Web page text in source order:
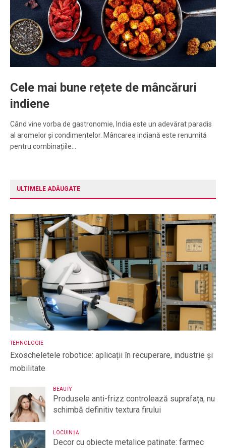
Cele mai bune rețete de mâncăruri
indiene
Când vine vorba de gastronomie, India este un adevărat paradis
al aromelor și condimentelor. Mâncarea indiană este renumită
pentru combinațiile…
ULTIMELE ADĂUGATE
TEHNOLOGIE
Exoscheletele robotice: aplicații în recuperare, industrie și
mobilitate
BEAUTY
Produsele anti-frizz controlează suprafața, nu
schimbă definitiv textura firului
LOCUINȚĂ
Decor cu obiecte metalice patinate: farmec